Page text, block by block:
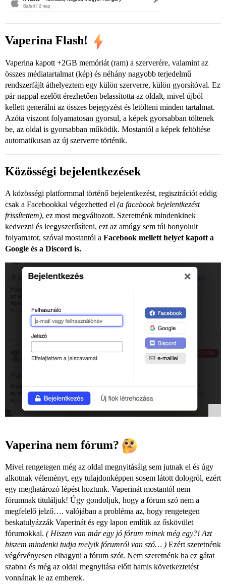
Vaperina Flash!
Vaperina kapott +2GB memóriát (ram) a szerverére, valamint az
összes médiatartalmat (kép) és néhány nagyobb terjedelmű
rendszerfájlt áthelyeztem egy külön szerverre, külön gyorsítóval. Ez
pár nappal ezelőtt érezhetően belassította az oldalt, mivel újból
kellett generálni az összes bejegyzést és letölteni minden tartalmat.
Azóta viszont folyamatosan gyorsul, a képek gyorsabban töltenek
be, az oldal is gyorsabban működik. Mostantól a képek feltöltése
automatikusan az új szerverre történik.
Közösségi bejelentkezések
A közösségi platformmal történő bejelentkezést, regisztrációt eddig
csak a Facebookkal végezhetted el (a facebook bejelentkezést
frissítettem), ez most megváltozott. Szeretnénk mindenkinek
kedvezni és leegyszerűsíteni, ezt az amúgy sem túl bonyolult
folyamatot, szóval mostantól a Facebook mellett helyet kapott a
Google és a Discord is.
Vaperina nem fórum?
Mivel rengetegen még az oldal megnyitásáig sem jutnak el és úgy
alkotnak véleményt, egy tulajdonképpen sosem látott dologról, ezért
egy meghatározó lépést hoztunk. Vaperinát mostantól nem
fórumnak tituláljuk! Úgy gondoljuk, hogy a fórum szó nem a
megfelelő jelző…. valójában a probléma az, hogy rengetegen
beskatulyázzák Vaperinát és egy lapon említik az őskövület
fórumokkal. ( Hiszen van már egy jó fórum minek még egy?! Azt
hiszem mindenki tudja melyik fórumról van szó… ) Ezért szeretnénk
végérvényesen elhagyni a fórum szót. Nem szeretnénk ha ez gátat
szabna és még az oldal megnyitása előtt hamis következtetést
vonnának le az emberek.